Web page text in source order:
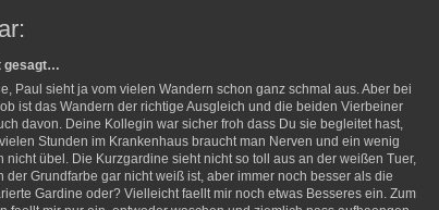
gesagt…
Paul sieht ja vom vielen Wandern schon ganz schmal aus. Aber bei
ist das Wandern der richtige Ausgleich und die beiden Vierbeiner
davon. Deine Kollegin war sicher froh dass Du sie begleitet hast,
Stunden im Krankenhaus braucht man Nerven und ein wenig
nicht übel. Die Kurzgardine sieht nicht so toll aus an der weißen Tuer,
der Grundfarbe gar nicht weiß ist, aber immer noch besser als die
Gardine oder? Vielleicht faellt mir noch etwas Besseres ein. Zum